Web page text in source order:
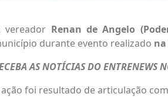
vereador Renan de Angelo
durante evento realizado
AS NOTÍCIAS DO ENTRENEWS
ação foi resultado de articulação